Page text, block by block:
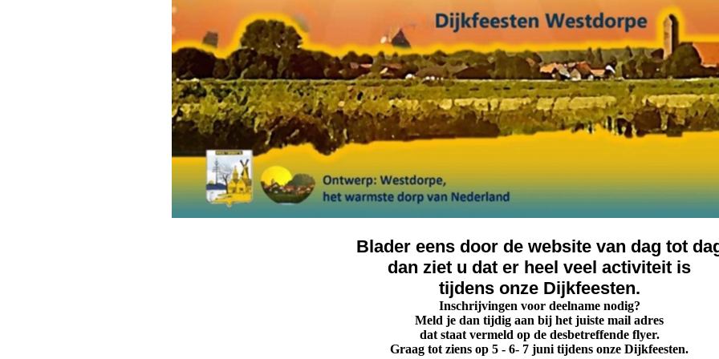
Blader eens door de website van dag tot
dan ziet u dat er heel veel activiteit is
tijdens onze Dijkfeesten.
Inschrijvingen voor deelname nodig?
Meld je dan tijdig aan bij het juiste mail adres
dat staat vermeld op de desbetreffende flyer.
Graag tot ziens op 5 - 6- 7 juni tijdens onze Dijkfeesten.